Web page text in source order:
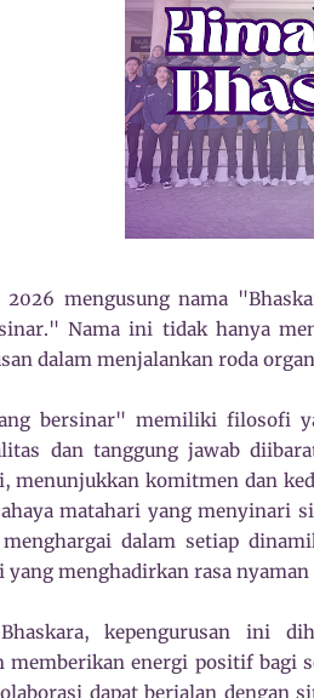
mengusung nama
Nama ini tidak hanya
dalam menjalankan roda
bersinar" memiliki filosofi
dan tanggung jawab
menunjukkan komitmen dan
matahari yang menyinari
dalam setiap
menghadirkan rasa
kepengurusan ini
memberikan energi positif bagi
dapat berjalan dengan